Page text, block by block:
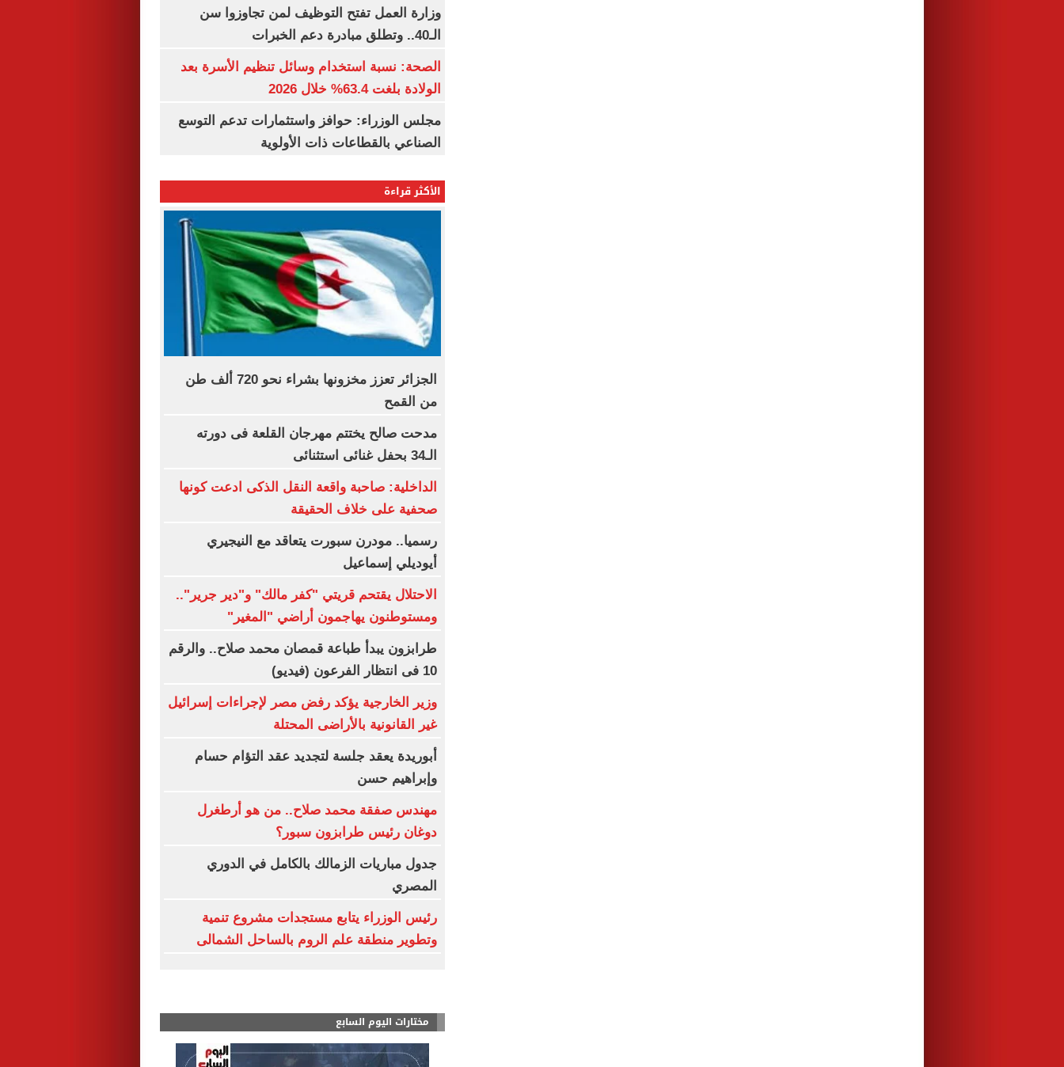
وزارة العمل تفتح التوظيف لمن تجاوزوا سن
الـ40.. وتطلق مبادرة دعم الخبرات
الصحة: نسبة استخدام وسائل تنظيم الأسرة بعد
الولادة بلغت 63.4% خلال 2026
مجلس الوزراء: حوافز واستثمارات تدعم التوسع
الصناعي بالقطاعات ذات الأولوية
الأكثر قراءة
الجزائر تعزز مخزونها بشراء نحو 720 ألف طن
من القمح
مدحت صالح يختتم مهرجان القلعة فى دورته
الـ34 بحفل غنائى استثنائى
الداخلية: صاحبة واقعة النقل الذكى ادعت كونها
صحفية على خلاف الحقيقة
رسميا.. مودرن سبورت يتعاقد مع النيجيري
أيوديلي إسماعيل
الاحتلال يقتحم قريتي "كفر مالك" و"دير جرير"..
ومستوطنون يهاجمون أراضي "المغير"
طرابزون يبدأ طباعة قمصان محمد صلاح.. والرقم
10 فى انتظار الفرعون (فيديو)
وزير الخارجية يؤكد رفض مصر لإجراءات إسرائيل
غير القانونية بالأراضى المحتلة
أبوريدة يعقد جلسة لتجديد عقد التؤام حسام
وإبراهيم حسن
مهندس صفقة محمد صلاح.. من هو أرطغرل
دوغان رئيس طرابزون سبور؟
جدول مباريات الزمالك بالكامل في الدوري
المصري
رئيس الوزراء يتابع مستجدات مشروع تنمية
وتطوير منطقة علم الروم بالساحل الشمالى
مختارات اليوم السابع